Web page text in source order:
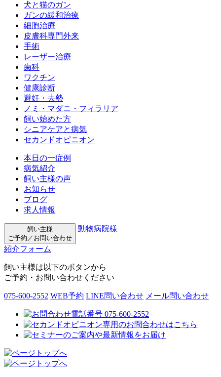
犬と猫のガン
ガンの緩和治療
細胞治療
皮膚科専門外来
手術
レーザー治療
歯科
ワクチン
健康診断
避妊・去勢
ノミ・マダニ・フィラリア
飼い始めた方
シニアケアと病気
セカンドオピニオン
本日の一症例
病気紹介
飼い主様の声
お知らせ
ブログ
求人情報
飼い主様
ご予約／お問い合わせ
動物病院様
紹介フォーム
飼い主様は以下のボタンから
ご予約・お問い合わせください
075-600-2552 WEB予約 LINE問い合わせ メール問い合わせ